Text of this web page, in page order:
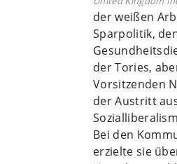
der weißen
Sparpolitik,
der Tories,
Vorsitzenden
der Austritt
Bei den
erzielte sie